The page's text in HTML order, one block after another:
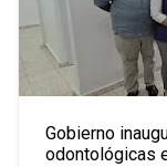
Gobierno
odontológicas